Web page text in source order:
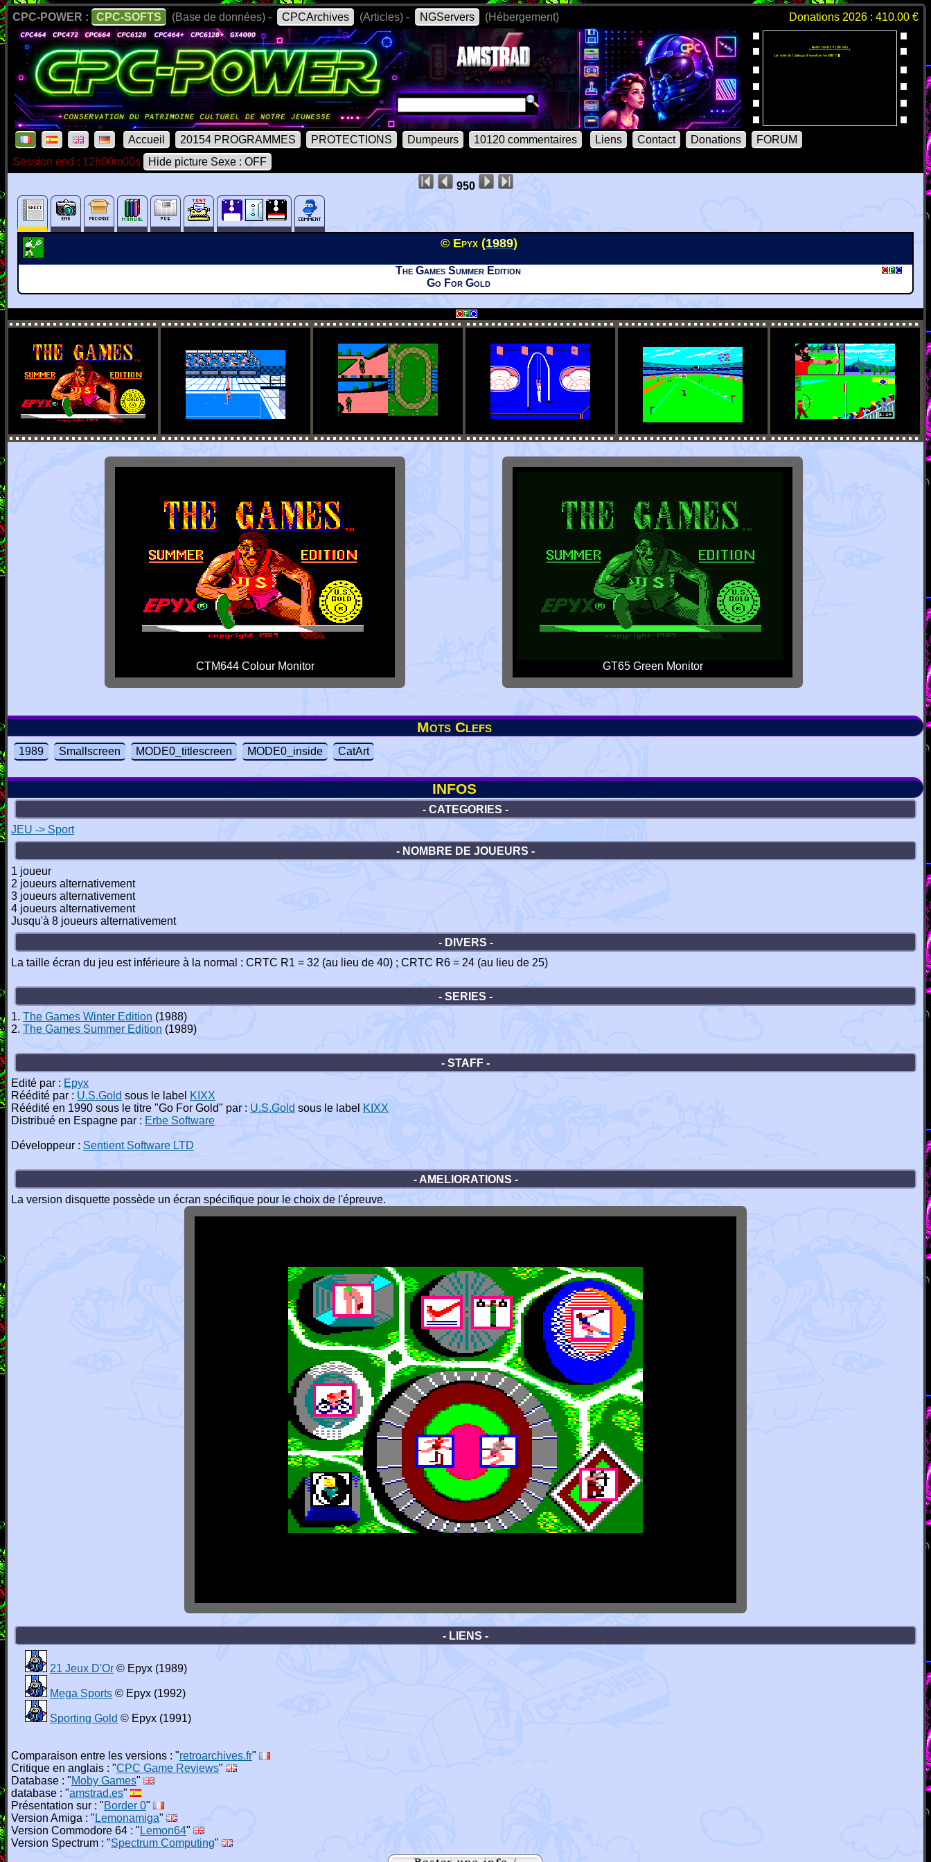
CPC-POWER : CPC-SOFTS (Base de données) - CPCArchives (Articles) - NGServers (Hébergement) Donations 2026 : 410.00 €
Accueil 20154 PROGRAMMES PROTECTIONS Dumpeurs 10120 commentaires Liens Contact Donations
FORUM
Session end : 12h00m00s
Hide picture Sexe : OFF
950
© Epyx (1989)
The Games Summer Edition
Go For Gold
CTM644 Colour Monitor GT65 Green Monitor
Mots Clefs
1989 Smallscreen MODE0_titlescreen MODE0_inside CatArt
INFOS
- CATEGORIES -
JEU -> Sport
- NOMBRE DE JOUEURS -
1 joueur
2 joueurs alternativement
3 joueurs alternativement
4 joueurs alternativement
Jusqu'à 8 joueurs alternativement
- DIVERS -
La taille écran du jeu est inférieure à la normal : CRTC R1 = 32 (au lieu de 40) ; CRTC R6 = 24 (au lieu de 25)
- SERIES -
1. The Games Winter Edition (1988)
2. The Games Summer Edition (1989)
- STAFF -
Edité par : Epyx
Réédité par : U.S.Gold sous le label KIXX
Réédité en 1990 sous le titre "Go For Gold" par : U.S.Gold sous le label KIXX
Distribué en Espagne par : Erbe Software
Développeur : Sentient Software LTD
- AMELIORATIONS -
La version disquette possède un écran spécifique pour le choix de l'épreuve.
- LIENS -
21 Jeux D'Or © Epyx (1989)
Mega Sports © Epyx (1992)
Sporting Gold © Epyx (1991)
Comparaison entre les versions : "retroarchives.fr"
Critique en anglais : "CPC Game Reviews"
Database : "Moby Games"
database : "amstrad.es"
Présentation sur : "Border 0"
Version Amiga : " Lemonamiga"
Version Commodore 64 : " Lemon64"
Version Spectrum : "Spectrum Computing"